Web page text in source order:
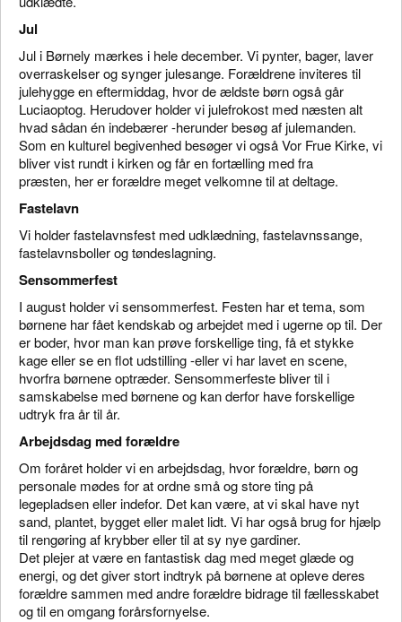
Jul
Jul i Børnely mærkes i hele december. Vi pynter, bager, laver
overraskelser og synger julesange. Forældrene inviteres til
julehygge en eftermiddag, hvor de ældste børn også går
Luciaoptog. Herudover holder vi julefrokost med næsten alt
hvad sådan én indebærer -herunder besøg af julemanden.
Som en kulturel begivenhed besøger vi også Vor Frue Kirke, vi
bliver vist rundt i kirken og får en fortælling med fra
præsten, her er forældre meget velkomne til at deltage.
Fastelavn
Vi holder fastelavnsfest med udklædning, fastelavnssange,
fastelavnsboller og tøndeslagning.
Sensommerfest
I august holder vi sensommerfest. Festen har et tema, som
børnene har fået kendskab og arbejdet med i ugerne op til. Der
er boder, hvor man kan prøve forskellige ting, få et stykke
kage eller se en flot udstilling -eller vi har lavet en scene,
hvorfra børnene optræder. Sensommerfeste bliver til i
samskabelse med børnene og kan derfor have forskellige
udtryk fra år til år.
Arbejdsdag med forældre
Om foråret holder vi en arbejdsdag, hvor forældre, børn og
personale mødes for at ordne små og store ting på
legepladsen eller indefor. Det kan være, at vi skal have nyt
sand, plantet, bygget eller malet lidt. Vi har også brug for hjælp
til rengøring af krybber eller til at sy nye gardiner.
Det plejer at være en fantastisk dag med meget glæde og
energi, og det giver stort indtryk på børnene at opleve deres
forældre sammen med andre forældre bidrage til fællesskabet
og til en omgang forårsfornyelse.